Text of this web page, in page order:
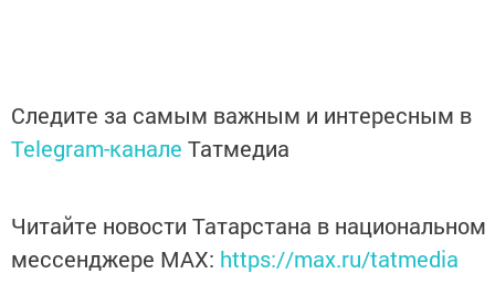
Следите за самым важным и интересным в
Telegram-канале Татмедиа
Читайте новости Татарстана в национальном
мессенджере MАХ: https://max.ru/tatmedia